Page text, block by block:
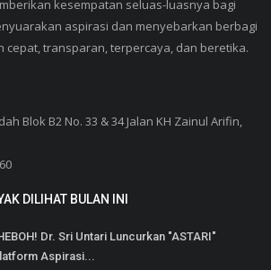
kesempatan seluas-luasnya bagi
aspirasi dan menyebarkan berbagi
cepat, transparan, terpercaya, dan beretika.
Blok B2 No. 33 & 34 Jalan KH Zainul Arifin,
DILIHAT BULAN INI
Dr. Sri Untari Luncurkan "ASTARI"
Aspirasi...